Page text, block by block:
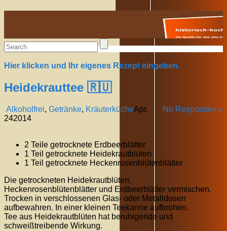
Alte Rezepte online
Hier klicken und Ihr eigenes Rezept eingeben.
Heidekrauttee 🇷🇺
Alkoholfrei, Getränke, Kräuterküche No Responses »
Apr.
242014
2 Teile getrocknete Erdbeerblätter
1 Teil getrocknete Heidekrautblüten
1 Teil getrocknete Heckenrosenblütenblätter
Die getrockneten Heidekrautblüten,
Heckenrosenblütenblätter und Erdbeerblätter vermischen.
Trocken in verschlossenen Glas- oder Metalldosen
aufbewahren. In einer kleinen Teekanne aufbrühen.
Tee aus Heidekrautblüten hat beruhigende und
schweißtreibende Wirkung.